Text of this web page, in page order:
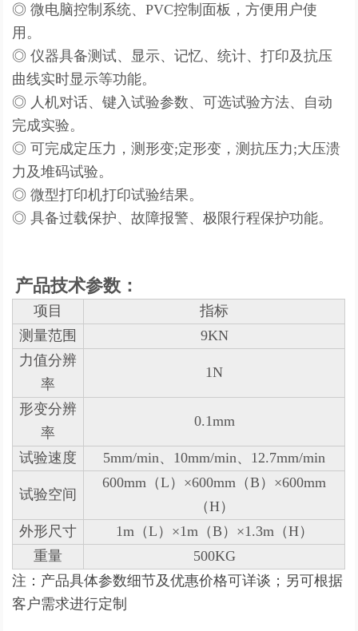
◎ 微电脑控制系统、PVC控制面板，方便用户使
用。
◎ 仪器具备测试、显示、记忆、统计、打印及抗压
曲线实时显示等功能。
◎ 人机对话、键入试验参数、可选试验方法、自动
完成实验。
◎ 可完成定压力，测形变;定形变，测抗压力;大压溃
力及堆码试验。
◎ 微型打印机打印试验结果。
◎ 具备过载保护、故障报警、极限行程保护功能。
产品技术参数：
项目
指标
测量范围
9KN
力值分辨
率
1N
形变分辨
率
0.1mm
试验速度 5mm/min、10mm/min、12.7mm/min
试验空间
600mm（L）×600mm（B）×600mm
（H）
外形尺寸
1m（L）×1m（B）×1.3m（H）
重量
500KG
注：产品具体参数细节及优惠价格可详谈；另可根据
客户需求进行定制